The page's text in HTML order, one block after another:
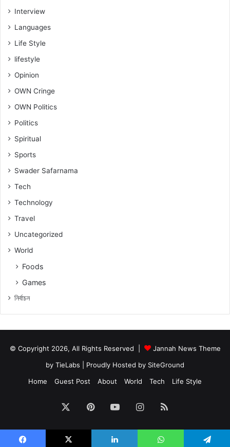
Interview
Languages
Life Style
lifestyle
Opinion
OWN Cringe
OWN Politics
Politics
Spiritual
Sports
Swader Safarnama
Tech
Technology
Travel
Uncategorized
World
Foods
Games
নিৰ্বাচন
© Copyright 2026, All Rights Reserved |
Jannah News Theme
by TieLabs | Proudly Hosted by SiteGround
Home
Guest Post About World Tech Life Style
PinterestYouTubeInstagram